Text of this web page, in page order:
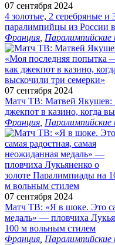
07 сентября 2024
4 золотые, 2 серебряные и
паралимпийцы из России
Франция Паралимпийские
07 сентября 2024
Матч ТВ: Матвей Якушев:
джекпот в казино, когда
Франция Паралимпийские
07 сентября 2024
Матч ТВ: «Я в шоке. Это
медаль» — пловчиха
100 м вольным стилем
Франция Паралимпийские